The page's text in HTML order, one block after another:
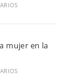
mujer en la